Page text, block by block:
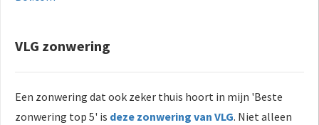
VLG zonwering
Een zonwering dat ook zeker thuis hoort in mijn 'Beste
zonwering top 5' is deze zonwering van VLG. Niet alleen